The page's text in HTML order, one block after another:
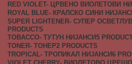
RED VIOLET- ЦРВЕНО ВИОЛЕТОВИ
ROYAL BLUE- КРАЛСКО СИНИ
SUPER LIGHTENER- СУПЕР
PRODUCTS
TOBACCO- ТУТУН НИЈАНСИ5
TONER- ТОНЕР2 PRODUCTS
TROPICAL- ТРОПИКАЛ НИЈАНСИ6